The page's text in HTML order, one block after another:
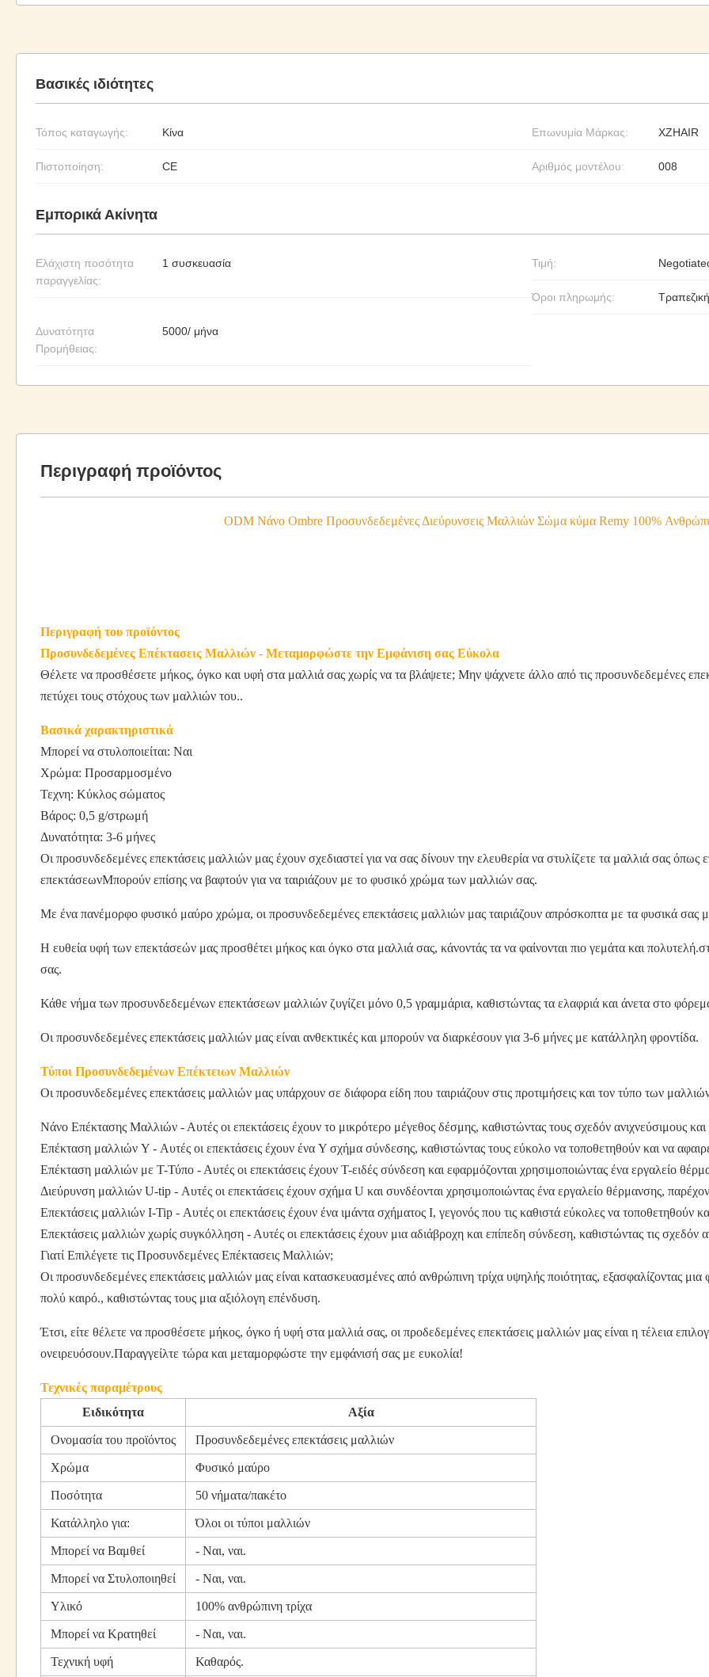
Βασικές ιδιότητες
Τόπος καταγωγής: Κίνα Επωνυμία Μάρκας: XZHAIR
Πιστοποίηση: CE Αριθμός μοντέλου: 008
Εμπορικά Ακίνητα
Ελάχιστη ποσότητα
παραγγελίας:
1 συσκευασία Τιμή:
Όροι πληρωμής:
Δυνατότητα
Προμήθειας:
5000/ μήνα
Περιγραφή προϊόντος
ODM Νάνο Ombre Προσυνδεδεμένες Διεύρυνσεις Μαλλιών Σώμα κύμα Remy 100%
Περιγραφή του προϊόντος
Προσυνδεδεμένες Επέκτασεις Μαλλιών - Μεταμορφώστε την Εμφάνιση σας Εύκολα
Θέλετε να προσθέσετε μήκος, όγκο και υφή στα μαλλιά σας χωρίς να τα βλάψετε; Μην ψάχνετε άλλο από τις προσυνδεδεμένες
πετύχει τους στόχους των μαλλιών του..
Βασικά χαρακτηριστικά
Μπορεί να στυλοποιείται: Ναι
Χρώμα: Προσαρμοσμένο
Τεχνη: Κύκλος σώματος
Βάρος: 0,5 g/στρωμή
Δυνατότητα: 3-6 μήνες
Οι προσυνδεδεμένες επεκτάσεις μαλλιών μας έχουν σχεδιαστεί για να σας δίνουν την ελευθερία να στυλίζετε τα μαλλιά σας όπως
επεκτάσεωνΜπορούν επίσης να βαφτούν για να ταιριάζουν με το φυσικό χρώμα των μαλλιών σας.
Με ένα πανέμορφο φυσικό μαύρο χρώμα, οι προσυνδεδεμένες επεκτάσεις μαλλιών μας ταιριάζουν απρόσκοπτα με τα φυσικά σας
Η ευθεία υφή των επεκτάσεών μας προσθέτει μήκος και όγκο στα μαλλιά σας, κάνοντάς τα να φαίνονται πιο γεμάτα και
σας.
Κάθε νήμα των προσυνδεδεμένων επεκτάσεων μαλλιών ζυγίζει μόνο 0,5 γραμμάρια, καθιστώντας τα ελαφριά και άνετα στο
Οι προσυνδεδεμένες επεκτάσεις μαλλιών μας είναι ανθεκτικές και μπορούν να διαρκέσουν για 3-6 μήνες με κατάλληλη φροντίδα.
Τύποι Προσυνδεδεμένων Επέκτειων Μαλλιών
Οι προσυνδεδεμένες επεκτάσεις μαλλιών μας υπάρχουν σε διάφορα είδη που ταιριάζουν στις προτιμήσεις και τον τύπο των
Νάνο Επέκτασης Μαλλιών - Αυτές οι επεκτάσεις έχουν το μικρότερο μέγεθος δέσμης, καθιστώντας τους σχεδόν ανιχνεύσιμους και
Επέκταση μαλλιών Y - Αυτές οι επεκτάσεις έχουν ένα Y σχήμα σύνδεσης, καθιστώντας τους εύκολο να τοποθετηθούν και να
Επέκταση μαλλιών με Τ-Τύπο - Αυτές οι επεκτάσεις έχουν T-ειδές σύνδεση και εφαρμόζονται χρησιμοποιώντας ένα εργαλείο
Διεύρυνση μαλλιών U-tip - Αυτές οι επεκτάσεις έχουν σχήμα U και συνδέονται χρησιμοποιώντας ένα εργαλείο θέρμανσης,
Επεκτάσεις μαλλιών I-Tip - Αυτές οι επεκτάσεις έχουν ένα ιμάντα σχήματος I, γεγονός που τις καθιστά εύκολες να τοποθετηθούν
Επεκτάσεις μαλλιών χωρίς συγκόλληση - Αυτές οι επεκτάσεις έχουν μια αδιάβροχη και επίπεδη σύνδεση, καθιστώντας τις σχεδόν
Γιατί Επιλέγετε τις Προσυνδεμένες Επέκτασεις Μαλλιών;
Οι προσυνδεδεμένες επεκτάσεις μαλλιών μας είναι κατασκευασμένες από ανθρώπινη τρίχα υψηλής ποιότητας, εξασφαλίζοντας
πολύ καιρό., καθιστώντας τους μια αξιόλογη επένδυση.
Έτσι, είτε θέλετε να προσθέσετε μήκος, όγκο ή υφή στα μαλλιά σας, οι προδεδεμένες επεκτάσεις μαλλιών μας είναι η τέλεια
ονειρευόσουν.Παραγγείλτε τώρα και μεταμορφώστε την εμφάνισή σας με ευκολία!
Τεχνικές παραμέτρους
Ειδικότητα
Αξία
Ονομασία του προϊόντος Προσυνδεδεμένες επεκτάσεις μαλλιών
Χρώμα Φυσικό μαύρο
Ποσότητα 50 νήματα/πακέτο
Κατάλληλο για: Όλοι οι τύποι μαλλιών
Μπορεί να Βαμθεί - Ναι, ναι.
Μπορεί να Στυλοποιηθεί - Ναι, ναι.
Υλικό 100% ανθρώπινη τρίχα
Μπορεί να Κρατηθεί - Ναι, ναι.
Τεχνική υφή Καθαρός.